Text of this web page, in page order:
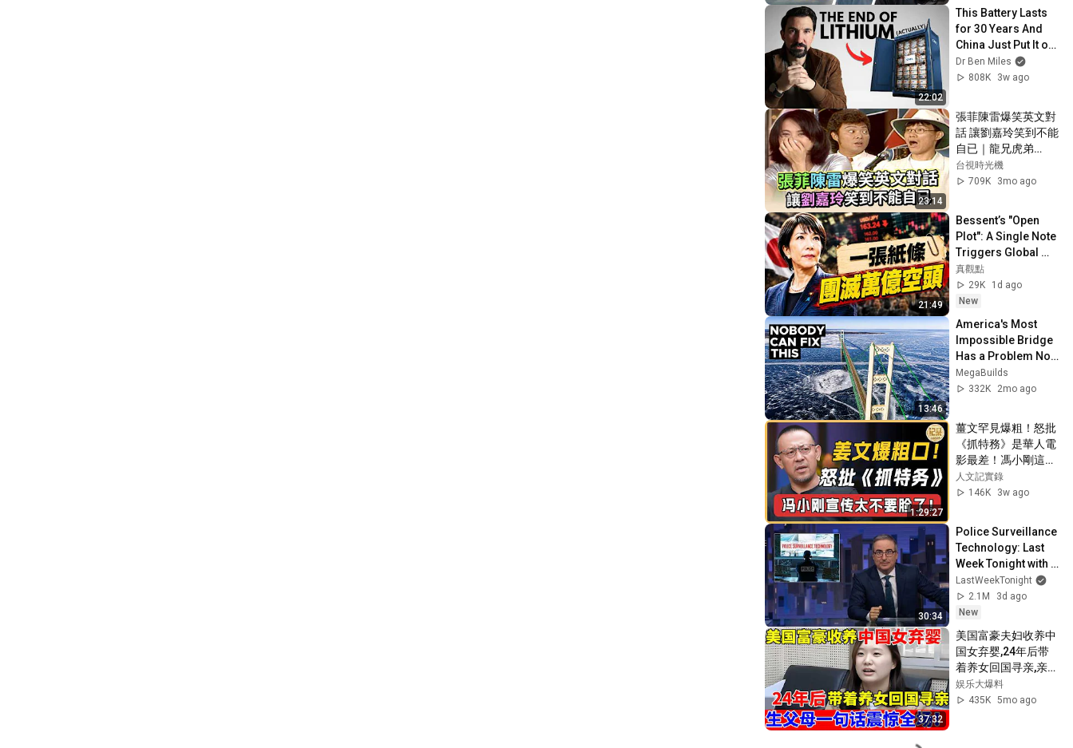
22:02
This Battery Lasts
for 30 Years And
China Just Put It on
the Grid
Dr Ben Miles
808K
3w ago
23:14
張菲陳雷爆笑英文對
話 讓劉嘉玲笑到不能
自已｜龍兄虎弟
(1994)
台視時光機
709K
3mo ago
21:49
Bessent’s "Open
Plot": A Single Note
Triggers Global
Liquidations, the
Yen’s Desperate
Counteratt...
真觀點
29K
1d ago
New
13:46
America's Most
Impossible Bridge
Has a Problem No
One Can Solve  |
The Mackinac
MegaBuilds
332K
2mo ago
1:29:27
薑文罕見爆粗！怒批
《抓特務》是華人電
影最差！馮小剛這都
宣傳太不要臉了！#
窦文涛#周轶君#马
季 #人文紀實錄
人文記實錄
146K
3w ago
30:34
Police Surveillance
Technology: Last
Week Tonight with
John Oliver (HBO)
LastWeekTonight
2.1M
3d ago
New
37:32
美国富豪夫妇收养中
国女弃婴,24年后带
着养女回国寻亲,亲生
父母立刻上门认亲,鉴
定结果揭开全场哗然
娱乐大爆料
435K 5mo ago